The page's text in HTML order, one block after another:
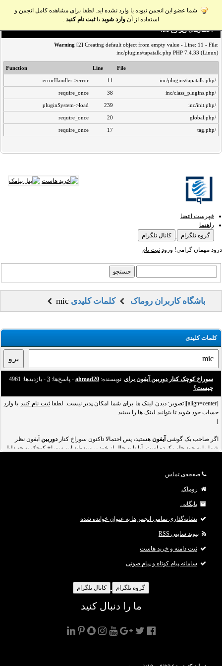
شما عضو این انجمن نبوده یا وارد نشده اید. لطفا برای مشاهده کامل انجمن و
استفاده از آن وارد شوید یاثبت نام کنید .
اخطار‌های زیر رخ داد:
Warning [2] Creating default object from empty value - Line: 11 - File:
inc/plugins/tapatalk.php PHP 7.4.33 (Linux)
File
Line
Function
/inc/plugins/tapatalk.php
11
errorHandler->error
/inc/class_plugins.php
38
require_once
/inc/init.php
239
pluginSystem->load
/global.php
20
require_once
/tag.php
17
require_once
فهرست اعضا
راهنما
گروه تلگرام
کانال تلگرام
درود مهمان گرامی! ورود ثبت نام
باشگاه کاربران روماک کلمات کلیدی mic
کلمات کلیدی
نویسنده: ahmad20 - پاسخ‌ها: 3 - بازدید‌ها: 4961
سوراخ کوچک کنار دوربین آیفون برای
چیست؟
[align=center][تصویر: دیدن لینک ها برای شما امکان پذیر نیست. لطفا ثبت نام کنید یا وارد
حساب خود شوید تا بتوانید لینک ها را ببینید.
]
اگر صاحب یک گوشی آیفون هستید، پس احتمالا تاکنون سوراخ کناردوربین آیفون نظر
شما را به خود جلب کرده است. آیا تا به حال از خود پرسیده‌اید این سوراخ کوچک به چه دلیل
آیفون شما یک سوراخ کوچک کنار دوربین دارد. جالب است بدانید این سوراخ ، هیچ ربطی به
اصلی‌ترین کاربرد این میکروفون کوچک، آنالیز صداهای
صفحه‌ی تماس
روماک
بایگانی
نشانه‌گذاری تمامی انجمن‌ها به عنوان خوانده شده
پیوند سایتی RSS
ثبت دامنه و خرید هاست
سامانه پیام کوتاه و پیام صوتی
گروه تلگرام کانال تلگرام
ما را دنبال کنید